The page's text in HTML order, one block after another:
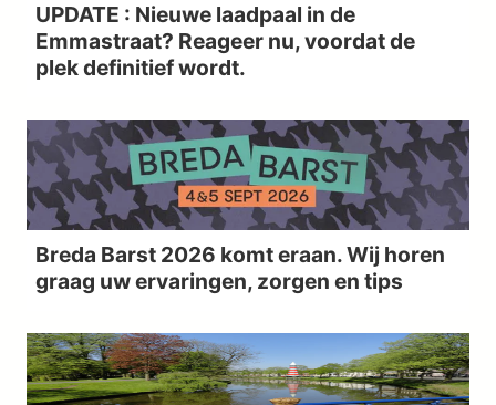
UPDATE : Nieuwe laadpaal in de
Emmastraat? Reageer nu, voordat de
plek definitief wordt.
Breda Barst 2026 komt eraan. Wij horen
graag uw ervaringen, zorgen en tips